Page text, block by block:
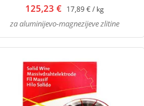
125,23 € 17,89 € / kg
za aluminijevo-magnezijeve zlitine